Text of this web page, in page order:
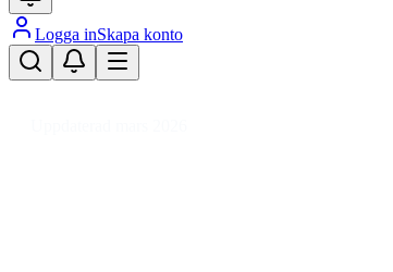
Logga inSkapa konto